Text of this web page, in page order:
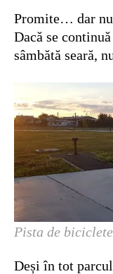
Promite… dar nu
Dacă se
sâmbătă seară,
Pista de
Deși în tot